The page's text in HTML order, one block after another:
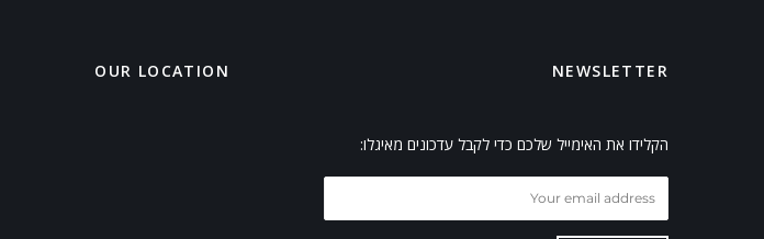
OUR LOCATION NEWSLETTER
הקלידו את האימייל שלכם כדי לקבל עדכונים מאיגלו: